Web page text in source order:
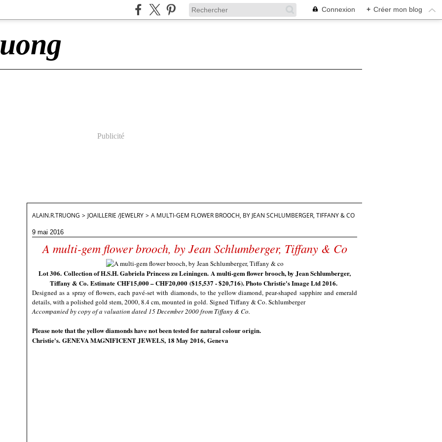
Connexion + Créer mon blog
Publicité
ALAIN.R.TRUONG > JOAILLERIE /JEWELRY > A MULTI-GEM FLOWER BROOCH, BY JEAN SCHLUMBERGER, TIFFANY & CO
9 mai 2016
A multi-gem flower brooch, by Jean Schlumberger, Tiffany & Co
Lot 306. Collection of H.S.H. Gabriela Princess zu Leiningen. A multi-gem flower brooch, by JeanSchlumberger,
Tiffany & Co. Estimate CHF15,000 – CHF20,000 ($15,537 - $20,716). Photo Christie's Image Ltd 2016.
Designed as a spray of flowers, each pavé-set with diamonds, to the yellow diamond, pear-shaped sapphire and emerald
details, with a polished gold stem, 2000, 8.4 cm, mounted in gold. Signed Tiffany & Co. Schlumberger
Accompanied by copy of a valuation dated 15 December 2000 from Tiffany & Co.
Please note that the yellow diamonds have not been tested for natural colour origin.
Christie's. GENEVA MAGNIFICENT JEWELS, 18 May 2016, Geneva